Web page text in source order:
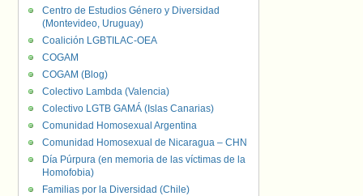
Centro de Estudios Género y Diversidad
(Montevideo, Uruguay)
Coalición LGBTILAC-OEA
COGAM
COGAM (Blog)
Colectivo Lambda (Valencia)
Colectivo LGTB GAMÁ (Islas Canarias)
Comunidad Homosexual Argentina
Comunidad Homosexual de Nicaragua – CHN
Día Púrpura (en memoria de las víctimas de la
Homofobia)
Familias por la Diversidad (Chile)